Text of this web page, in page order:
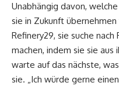
Unabhängig davon,
sie in Zukunft
Refinery29, sie suche nach
machen, indem sie sie aus
warte auf das nächste,
sie. „Ich würde gerne